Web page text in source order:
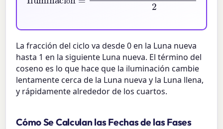
ó
La fracción del ciclo va desde 0 en la Luna nueva
hasta 1 en la siguiente Luna nueva. El término del
coseno es lo que hace que la iluminación cambie
lentamente cerca de la Luna nueva y la Luna llena,
y rápidamente alrededor de los cuartos.
Cómo Se Calculan las Fechas de las Fases